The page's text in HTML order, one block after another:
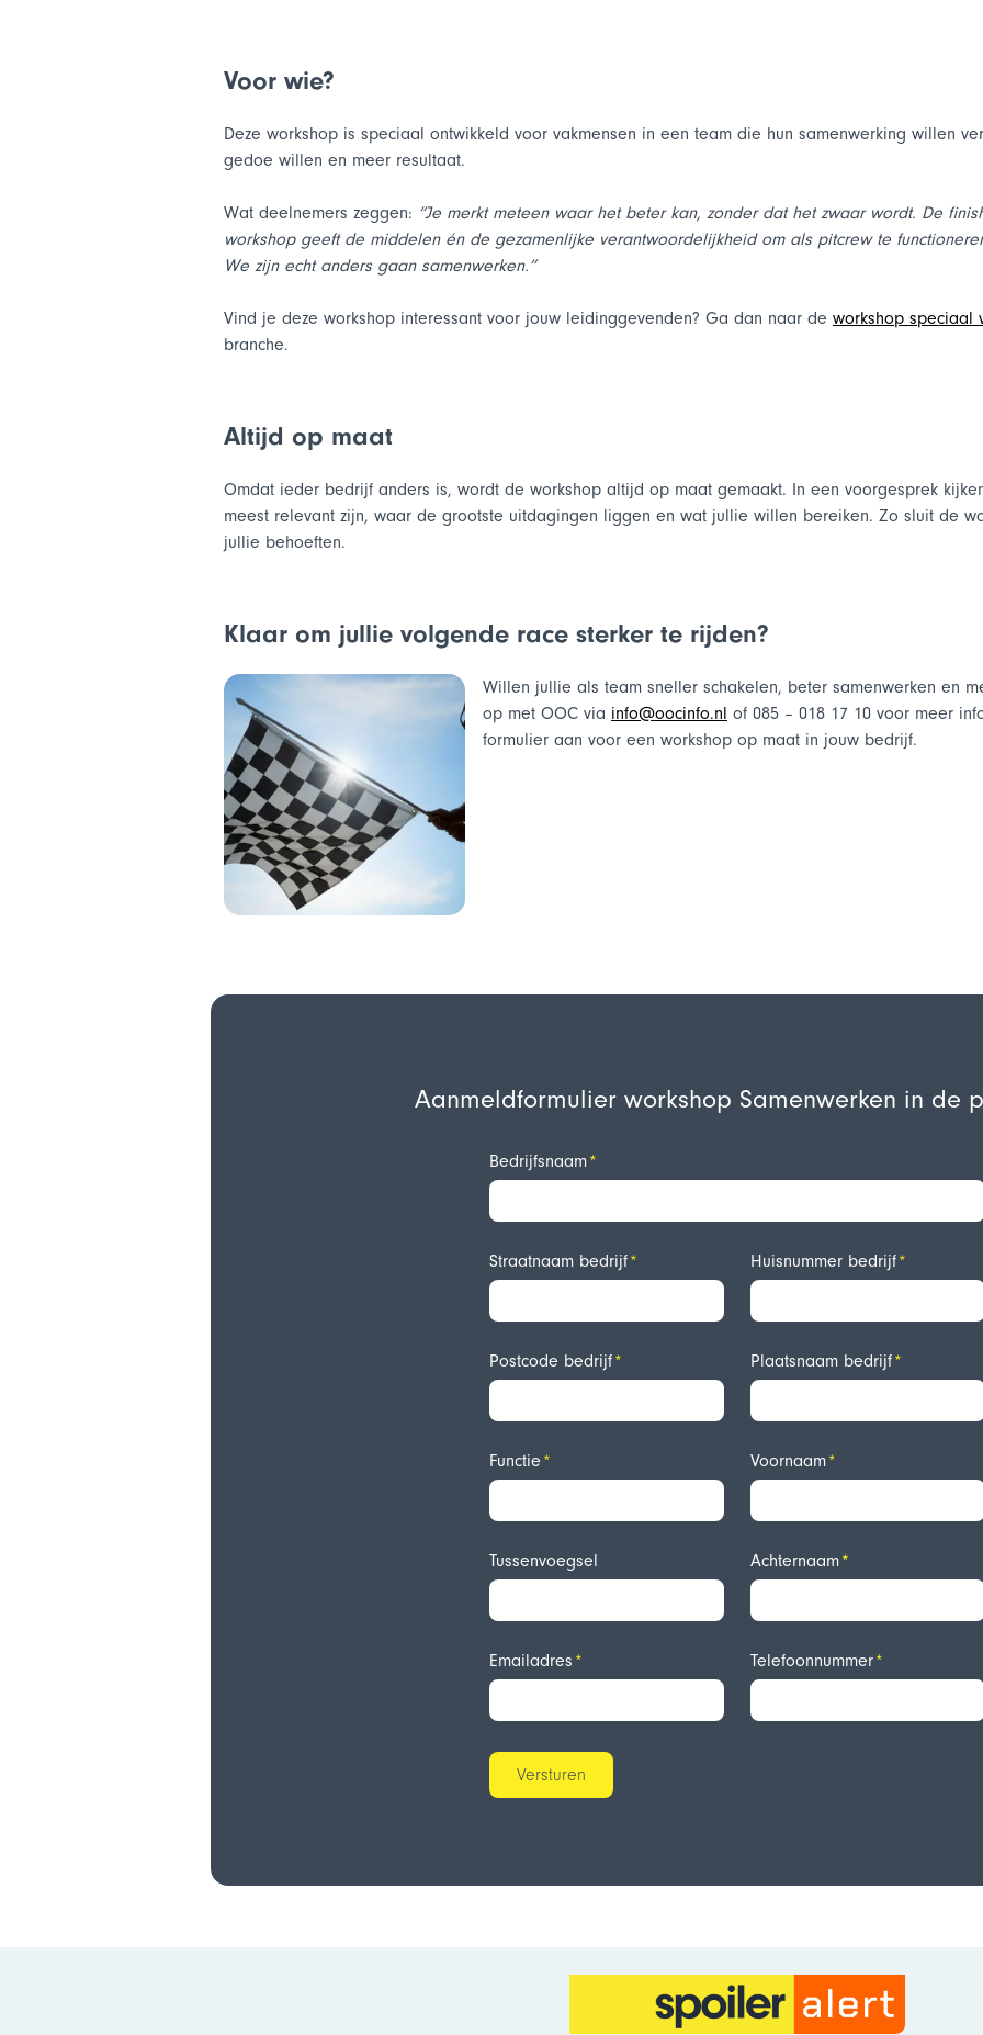
Voor wie?
Deze workshop is speciaal ontwikkeld voor vakmensen in een team die hun samenwerking willen
gedoe willen en meer resultaat.
Wat deelnemers zeggen: “Je merkt meteen waar het beter kan, zonder dat het zwaar wordt. De
workshop geeft de middelen én de gezamenlijke verantwoordelijkheid om als pitcrew te
We zijn echt anders gaan samenwerken.”
Vind je deze workshop interessant voor jouw leidinggevenden? Ga dan naar de workshop speciaal
branche.
Altijd op maat
Omdat ieder bedrijf anders is, wordt de workshop altijd op maat gemaakt. In een voorgesprek
meest relevant zijn, waar de grootste uitdagingen liggen en wat jullie willen bereiken. Zo sluit de
jullie behoeften.
Klaar om jullie volgende race sterker te rijden?
Willen jullie als team sneller schakelen, beter samenwerken en
op met OOC via info@oocinfo.nl of 085 – 018 17 10 voor meer
formulier aan voor een workshop op maat in jouw bedrijf.
Aanmeldformulier workshop Samenwerken in de
Bedrijfsnaam
Straatnaam bedrijf Huisnummer bedrijf
Postcode bedrijf Plaatsnaam bedrijf
Functie Voornaam
Tussenvoegsel Achternaam
Emailadres Telefoonnummer